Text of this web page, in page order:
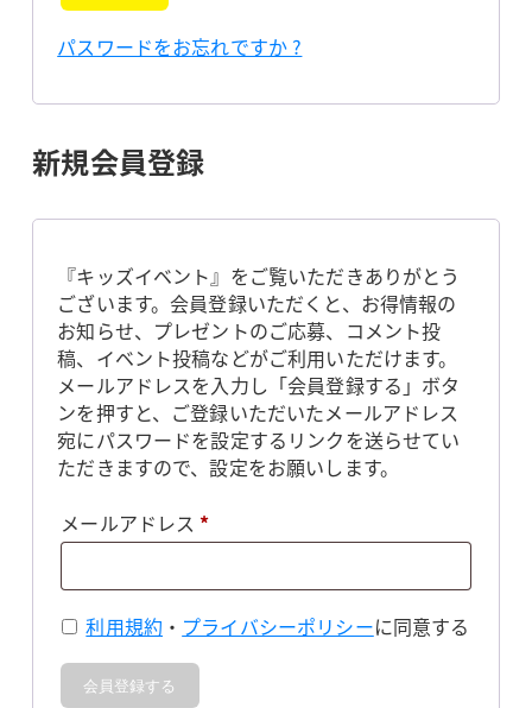
パスワードをお忘れですか ?
新規会員登録
『キッズイベント』をご覧いただきありがとう
ございます。会員登録いただくと、お得情報の
お知らせ、プレゼントのご応募、コメント投
稿、イベント投稿などがご利用いただけます。
メールアドレスを入力し「会員登録する」ボタ
ンを押すと、ご登録いただいたメールアドレス
宛にパスワードを設定するリンクを送らせてい
ただきますので、設定をお願いします。
メールアドレス *必
利用規約 ・ プライバシーポリシーに同意する
会員登録する